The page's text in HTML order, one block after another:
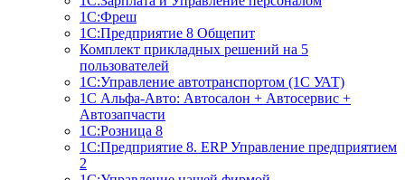
1С:Фреш
1С:Предприятие 8 Общепит
Комплект прикладных решений на 5
пользователей
1С:Управление автотранспортом (1С УАТ)
1С Альфа-Авто: Автосалон + Автосервис +
Автозапчасти
1С:Розница 8
1С:Предприятие 8. ERP Управление предприятием
2